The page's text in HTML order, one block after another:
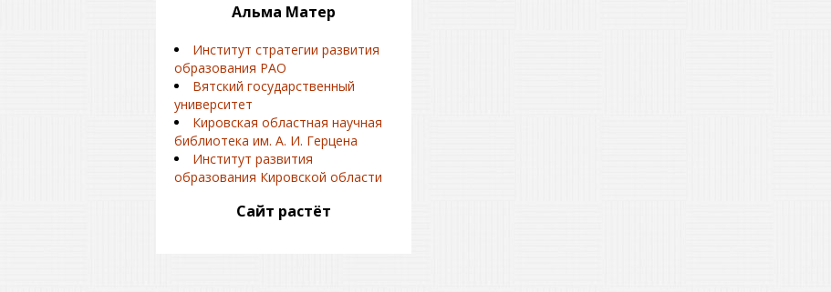
Альма Матер
Институт стратегии развития
образования РАО
Вятский государственный
университет
Кировская областная научная
библиотека им. А. И. Герцена
Институт развития
образования Кировской области
Сайт растёт